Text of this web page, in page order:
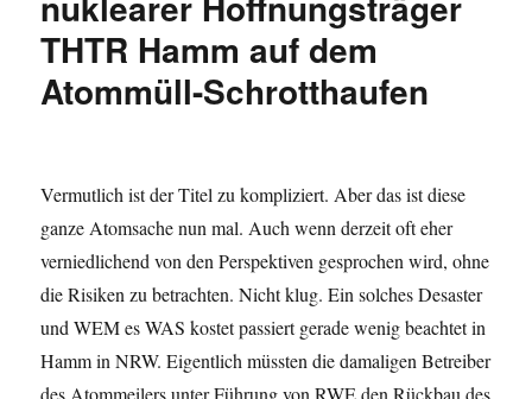
THTR Hamm auf dem
Atommüll-Schrotthaufen
Vermutlich ist der Titel zu kompliziert. Aber das ist diese
ganze Atomsache nun mal. Auch wenn derzeit oft eher
verniedlichend von den Perspektiven gesprochen wird, ohne
die Risiken zu betrachten. Nicht klug. Ein solches Desaster
und WEM es WAS kostet passiert gerade wenig beachtet in
Hamm in NRW. Eigentlich müssten die damaligen Betreiber